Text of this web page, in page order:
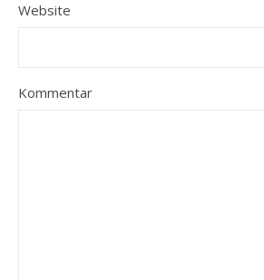
Website
Kommentar